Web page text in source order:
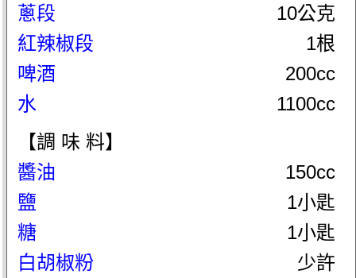
蔥段
10公克
紅辣椒段
1根
啤酒
200cc
水
1100cc
【調 味 料】
醬油
150cc
鹽
1小匙
糖
1小匙
白胡椒粉
少許